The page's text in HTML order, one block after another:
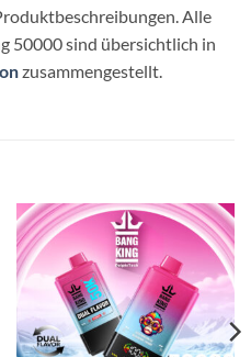
Alle
50000 sind übersichtlich in
zusammengestellt.